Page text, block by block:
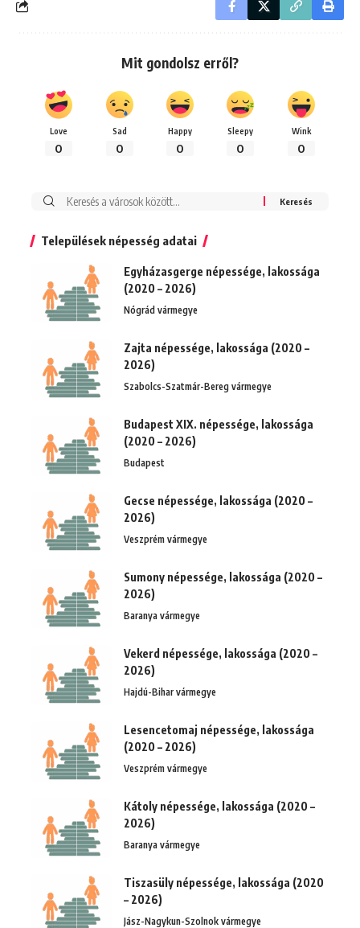
Mit gondolsz erről?
Love
0
Sad
0
Happy
0
Sleepy
0
Wink
0
Keresés:
Települések népesség adatai
Egyházasgerge népessége, lakossága
(2020 – 2026)
Nógrád vármegye
Zajta népessége, lakossága (2020 –
2026)
Szabolcs-Szatmár-Bereg vármegye
Budapest XIX. népessége, lakossága
(2020 – 2026)
Budapest
Gecse népessége, lakossága (2020 –
2026)
Veszprém vármegye
Sumony népessége, lakossága (2020 –
2026)
Baranya vármegye
Vekerd népessége, lakossága (2020 –
2026)
Hajdú-Bihar vármegye
Lesencetomaj népessége, lakossága
(2020 – 2026)
Veszprém vármegye
Kátoly népessége, lakossága (2020 –
2026)
Baranya vármegye
Tiszasüly népessége, lakossága (2020
– 2026)
Jász-Nagykun-Szolnok vármegye